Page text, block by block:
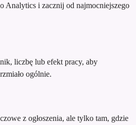
Analytics i zacznij od najmocniejszego
liczbę lub efekt pracy, aby
ogólnie.
z ogłoszenia, ale tylko tam, gdzie